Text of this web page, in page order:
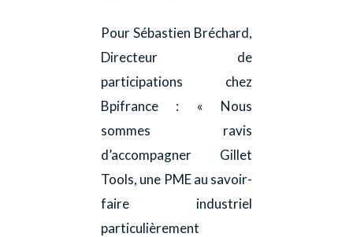
Pour Sébastien Bréchard,
Directeur de
participations chez
Bpifrance : « Nous
sommes ravis
d’accompagner Gillet
Tools, une PME au savoir-
faire industriel
particulièrement